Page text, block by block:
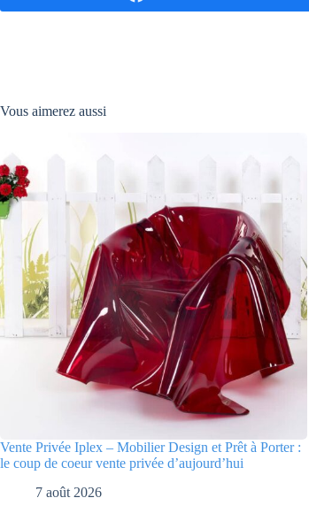
Vous aimerez aussi
Vente Privée Iplex – Mobilier Design et Prêt à Porter :
le coup de coeur vente privée d’aujourd’hui
7 août 2026